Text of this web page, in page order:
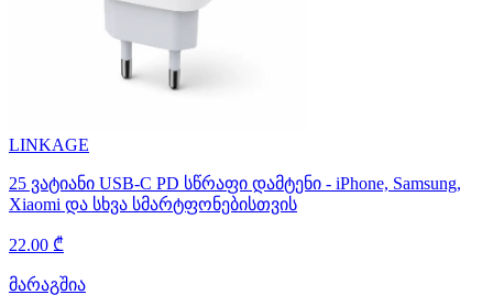
LINKAGE
25 ვატიანი USB-C PD სწრაფი დამტენი - iPhone, Samsung,
Xiaomi და სხვა სმარტფონებისთვის
22.00 ₾
მარაგშია